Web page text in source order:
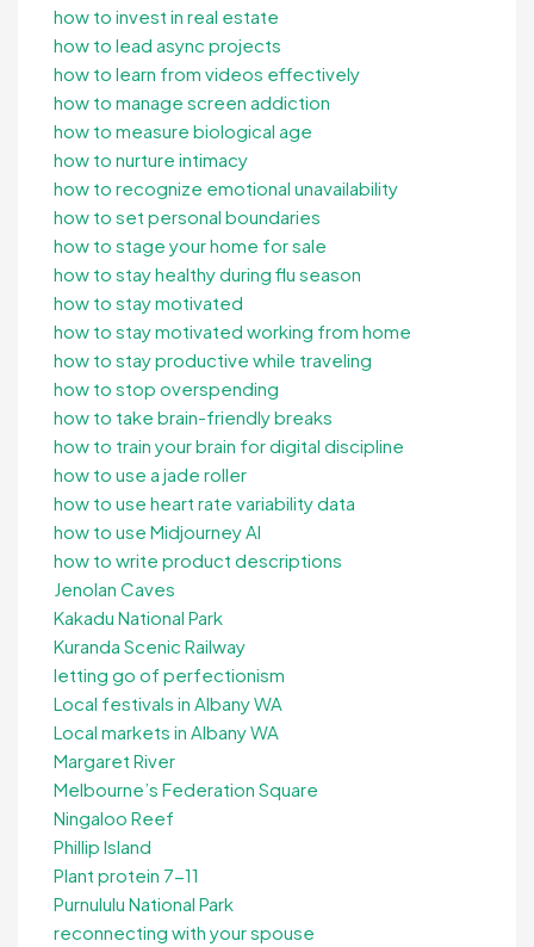
how to invest in real estate
how to lead async projects
how to learn from videos effectively
how to manage screen addiction
how to measure biological age
how to nurture intimacy
how to recognize emotional unavailability
how to set personal boundaries
how to stage your home for sale
how to stay healthy during flu season
how to stay motivated
how to stay motivated working from home
how to stay productive while traveling
how to stop overspending
how to take brain-friendly breaks
how to train your brain for digital discipline
how to use a jade roller
how to use heart rate variability data
how to use Midjourney AI
how to write product descriptions
Jenolan Caves
Kakadu National Park
Kuranda Scenic Railway
letting go of perfectionism
Local festivals in Albany WA
Local markets in Albany WA
Margaret River
Melbourne’s Federation Square
Ningaloo Reef
Phillip Island
Plant protein 7-11
Purnululu National Park
reconnecting with your spouse